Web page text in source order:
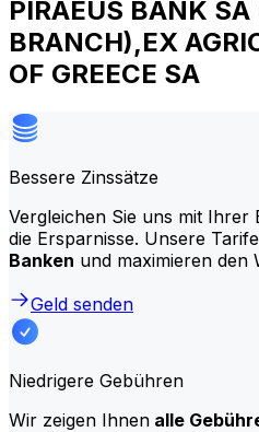
PIRAEUS BANK
BRANCH),EX
OF GREECE SA
Bessere Zinssätze
Vergleichen Sie uns mit Ihrer
die Ersparnisse. Unsere Tarife
Banken und maximieren den
Geld senden
Niedrigere Gebühren
Wir zeigen Ihnen alle